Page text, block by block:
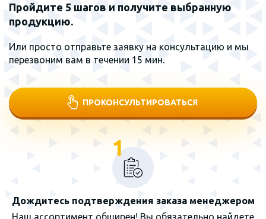
Пройдите 5 шагов и получите выбранную
продукцию.
Или просто отправьте заявку на консультацию и мы
перезвоним вам в течении 15 мин.
ПРОКОНСУЛЬТИРОВАТЬСЯ
1
Дождитесь подтверждения заказа менеджером
Наш ассортимент обширен! Вы обязательно найдете